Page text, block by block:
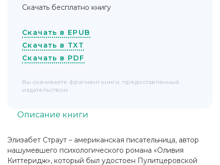
Элизабет Страут – американская писательница, автор
нашумевшего психологического романа «Оливия
Киттеридж», который был удостоен Пулитцеровской
Описание книги
Скачать бесплатно книгу
Скачать в EPUB
Скачать в TXT
Скачать в PDF
Вы скачиваете фрагмент книги, предоставленный
издательством